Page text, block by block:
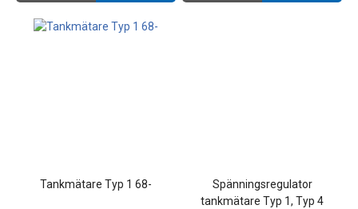
Tankmätare Typ 1 68-
Spänningsregulator
tankmätare Typ 1, Typ 4